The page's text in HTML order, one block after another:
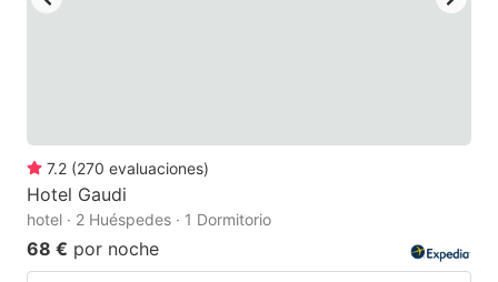
7.2 (270 evaluaciones)
Hotel Gaudi
hotel · 2 Huéspedes · 1 Dormitorio
68 € por noche